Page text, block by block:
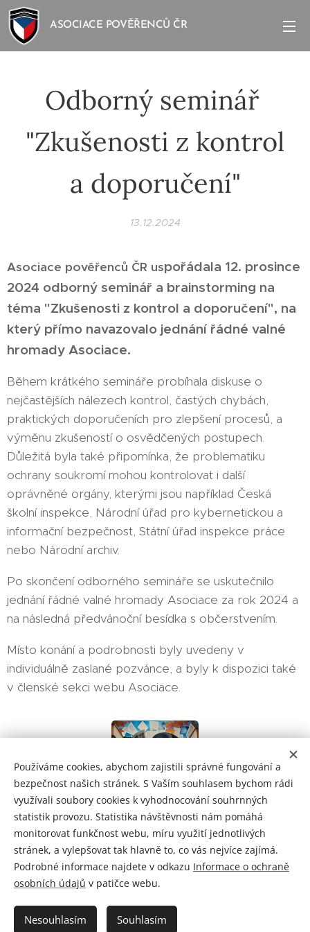
ASOCIACE POVĚŘENCŮ ČR
Odborný seminář
"Zkušenosti z kontrol
a doporučení"
13.12.2024
Asociace pověřenců ČR uspořádala 12. prosince
2024 odborný seminář a brainstorming na
téma "Zkušenosti z kontrol a doporučení", na
který přímo navazovalo jednání řádné valné
hromady Asociace.
Během krátkého semináře probíhala diskuse o
nejčastějších nálezech kontrol, častých chybách,
praktických doporučeních pro zlepšení procesů, a
výměnu zkušeností o osvědčených postupech.
Důležitá byla také připomínka, že problematiku
ochrany soukromí mohou kontrolovat i další
oprávněné orgány, kterými jsou například Česká
školní inspekce, Národní úřad pro kybernetickou a
informační bezpečnost, Státní úřad inspekce práce
nebo Národní archiv.
Po skončení odborného semináře se uskutečnilo
jednání řádné valné hromady Asociace za rok 2024 a
na následná předvánoční besídka s občerstvením.
Místo konání a podrobnosti byly uvedeny v
individuálně zaslané pozvánce, a byly k dispozici také
v členské sekci webu Asociace.
(c) 2026 Asociace pověřenců ČR
Cookies
Používáme cookies, abychom zajistili správné fungování a
bezpečnost našich stránek. S Vaším souhlasem bychom rádi
využívali soubory cookies k vyhodnocování souhrnných
statistik provozu. Statistika návštěvnosti nám pomáhá
monitorovat funkčnost webu, míru využití jednotlivých
stránek, a vylepšovat tak hlavně to, co vás nejvíce zajímá.
Podrobné informace najdete v odkazu Informace o ochraně
osobních údajů v patičce webu.
Nesouhlasím Souhlasím